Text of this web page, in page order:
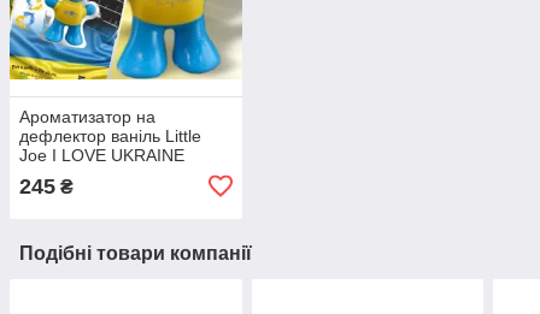
Ароматизатор на
дефлектор ваніль Little
Joe I LOVE UKRAINE
245 ₴
Подібні товари компанії